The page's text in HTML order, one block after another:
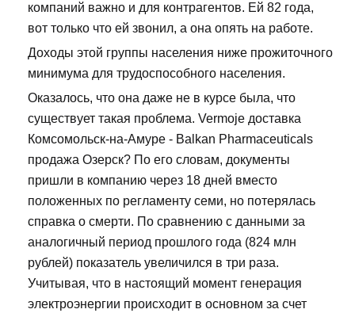
компаний важно и для контрагентов. Ей 82 года,
вот только что ей звонил, а она опять на работе.
Доходы этой группы населения ниже прожиточного
минимума для трудоспособного населения.
Оказалось, что она даже не в курсе была, что
существует такая проблема. Vermoje доставка
Комсомольск-на-Амуре - Balkan Pharmaceuticals
продажа Озерск? По его словам, документы
пришли в компанию через 18 дней вместо
положенных по регламенту семи, но потерялась
справка о смерти. По сравнению с данными за
аналогичный период прошлого года (824 млн
рублей) показатель увеличился в три раза.
Учитывая, что в настоящий момент генерация
электроэнергии происходит в основном за счет